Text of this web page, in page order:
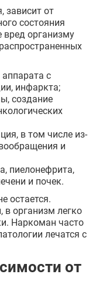
зависит от
состояния
вред организму
с
инфаркта;
создание
в том числе из-
и
пиелонефрита,
и почек.
остается.
в организм легко
Наркоман часто
лечатся с
от